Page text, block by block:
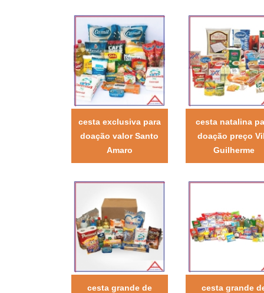
cesta exclusiva para
doação valor Santo
Amaro
cesta natalina
doação preço
Guilherme
cesta grande de
cesta grande